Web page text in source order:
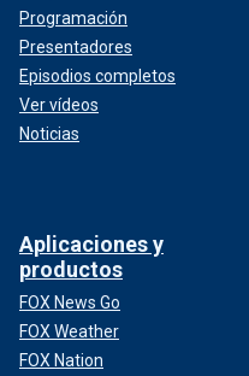
Programación
Presentadores
Episodios completos
Ver vídeos
Noticias
Aplicaciones y
productos
FOX News Go
FOX Weather
FOX Nation